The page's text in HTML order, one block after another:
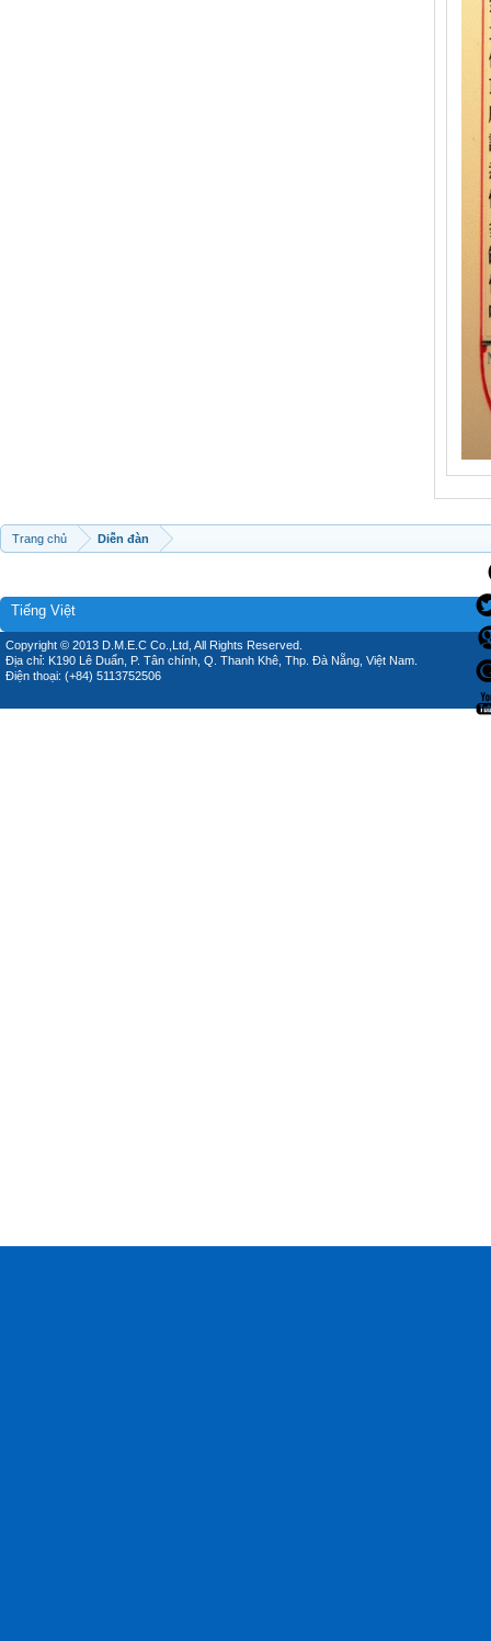
Trang chủ Diễn đàn
Tiếng Việt
Copyright © 2013 D.M.E.C Co.,Ltd, All Rights Reserved.
Địa chỉ: K190 Lê Duẩn, P. Tân chính, Q. Thanh Khê, Thp. Đà Nẵng, Việt Nam.
Điện thoại: (+84) 5113752506